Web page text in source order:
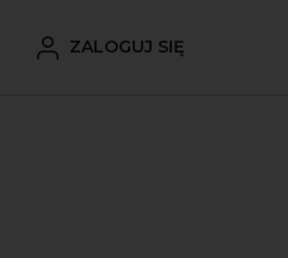
ZALOGUJ SIĘ